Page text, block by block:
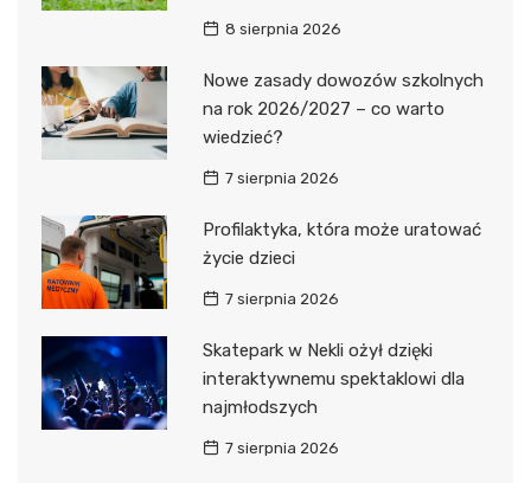
8 sierpnia 2026
Nowe zasady dowozów szkolnych
na rok 2026/2027 – co warto
wiedzieć?
7 sierpnia 2026
Profilaktyka, która może uratować
życie dzieci
7 sierpnia 2026
Skatepark w Nekli ożył dzięki
interaktywnemu spektaklowi dla
najmłodszych
7 sierpnia 2026